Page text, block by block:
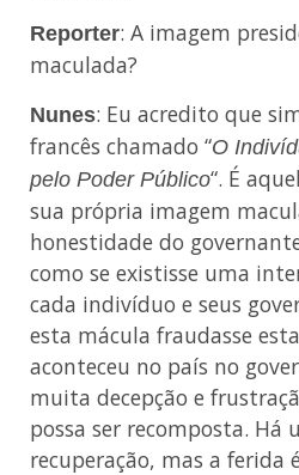
Reporter: A imagem
maculada?
Nunes: Eu acredito que
francês chamado “O
pelo Poder Público“. É
sua própria imagem
honestidade do
como se existisse uma
cada indivíduo e seus
esta mácula fraudasse
aconteceu no país no
muita decepção e
possa ser recomposta. Há
recuperação, mas a ferida